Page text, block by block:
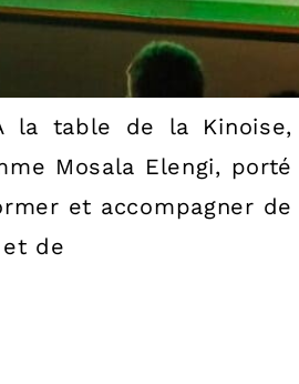
la table de la Kinoise,
Mosala Elengi, porté
et accompagner de
de